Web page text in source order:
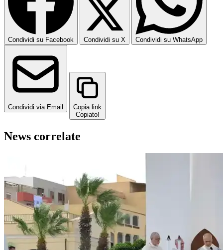
Condividi su Facebook Condividi su X Condividi su WhatsApp
Condividi via Email
Copia link
Copiato!
News correlate